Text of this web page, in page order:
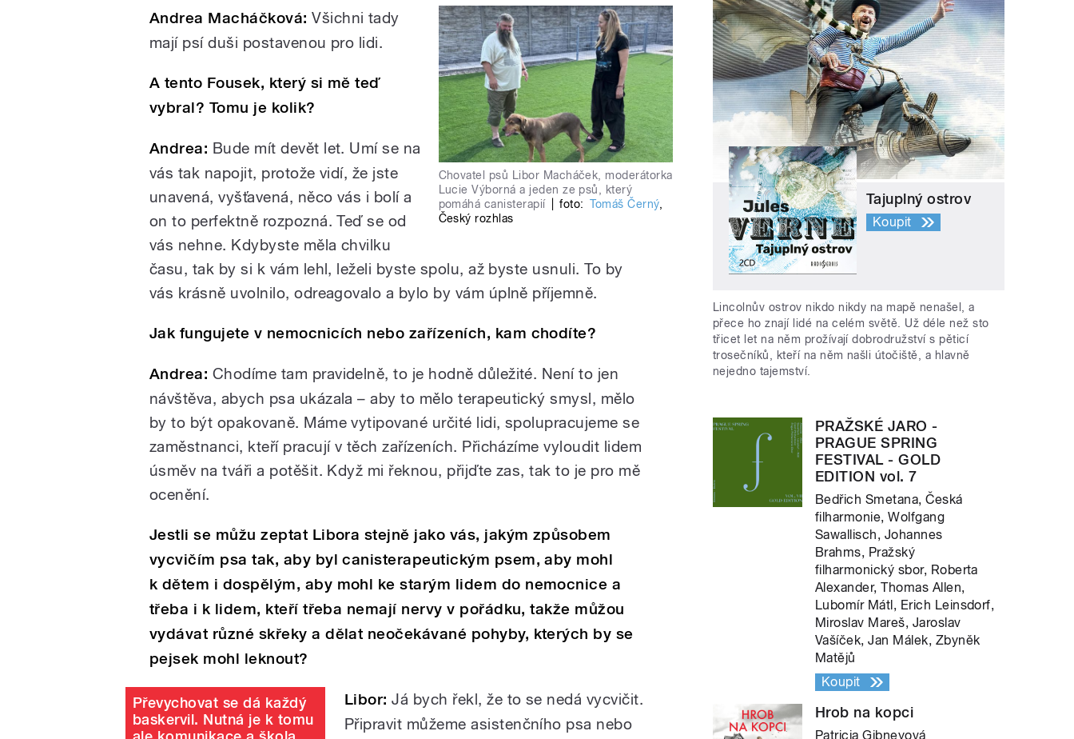
Chovatel psů Libor Macháček, moderátorka
Lucie Výborná a jeden ze psů, který
pomáhá canisterapií
foto: Tomáš Černý,
Český rozhlas
Andrea Macháčková: Všichni tady
mají psí duši postavenou pro lidi.
A tento Fousek, který si mě teď
vybral? Tomu je kolik?
Andrea: Bude mít devět let. Umí se na
vás tak napojit, protože vidí, že jste
unavená, vyšťavená, něco vás i bolí a
on to perfektně rozpozná. Teď se od
vás nehne. Kdybyste měla chvilku
času, tak by si k vám lehl, leželi byste spolu, až byste usnuli. To by
vás krásně uvolnilo, odreagovalo a bylo by vám úplně příjemně.
Jak fungujete v nemocnicích nebo zařízeních, kam chodíte?
Andrea: Chodíme tam pravidelně, to je hodně důležité. Není to jen
návštěva, abych psa ukázala – aby to mělo terapeutický smysl, mělo
by to být opakovaně. Máme vytipované určité lidi, spolupracujeme se
zaměstnanci, kteří pracují v těch zařízeních. Přicházíme vyloudit lidem
úsměv na tváři a potěšit. Když mi řeknou, přijďte zas, tak to je pro mě
ocenění.
Jestli se můžu zeptat Libora stejně jako vás, jakým způsobem
vycvičím psa tak, aby byl canisterapeutickým psem, aby mohl
k dětem i dospělým, aby mohl ke starým lidem do nemocnice a
třeba i k lidem, kteří třeba nemají nervy v pořádku, takže můžou
vydávat různé skřeky a dělat neočekávané pohyby, kterých by se
pejsek mohl leknout?
Převychovat se dá každý
baskervil. Nutná je k tomu
Libor: Já bych řekl, že to se nedá vycvičit.
Připravit můžeme asistenčního psa nebo
Tajuplný ostrov
Koupit
Lincolnův ostrov nikdo nikdy na mapě nenašel, a
přece ho znají lidé na celém světě. Už déle než sto
třicet let na něm prožívají dobrodružství s pěticí
trosečníků, kteří na něm našli útočiště, a hlavně
nejedno tajemství.
PRAŽSKÉ JARO -
PRAGUE SPRING
FESTIVAL - GOLD
EDITION vol. 7
Bedřich Smetana, Česká
filharmonie, Wolfgang
Sawallisch, Johannes
Brahms, Pražský
filharmonický sbor, Roberta
Alexander, Thomas Allen,
Lubomír Mátl, Erich Leinsdorf,
Miroslav Mareš, Jaroslav
Vašíček, Jan Málek, Zbyněk
Matějů
Koupit
Hrob na kopci
Patricia Gibneyová